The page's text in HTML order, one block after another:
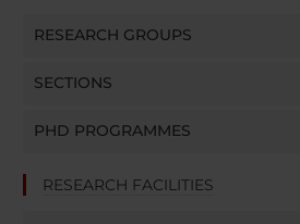
RESEARCH GROUPS
SECTIONS
PHD PROGRAMMES
RESEARCH FACILITIES